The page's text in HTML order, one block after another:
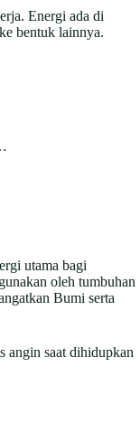
Energi ada di
bentuk lainnya.
utama bagi
oleh tumbuhan
Bumi serta
angin saat dihidupkan